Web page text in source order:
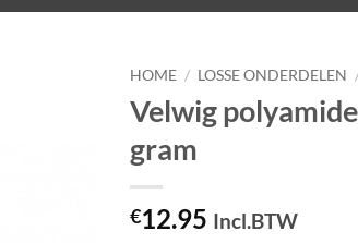
HOME / LOSSE ONDERDELEN
Velwig
gram
€12.95 Incl.BTW